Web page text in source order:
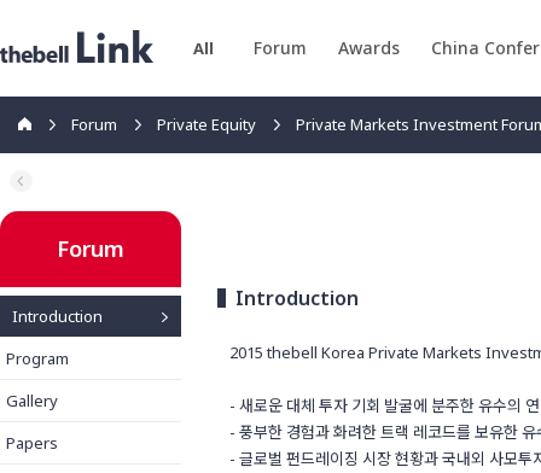
All Forum Awards China
Forum Private Equity Private Markets Investment
Forum
Introduction
Program
Gallery
Papers
Introduction
2015 thebell Korea Private Markets
- 새로운 대체 투자 기회 발굴에 분주한 유수의
- 풍부한 경험과 화려한 트랙 레코드를 보유한
- 글로벌 펀드레이징 시장 현황과 국내외 사모